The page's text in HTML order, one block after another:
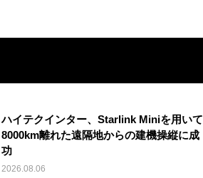
ハイテクインター、Starlink Miniを用いて
8000km離れた遠隔地からの建機操縦に成
功
2026.08.06